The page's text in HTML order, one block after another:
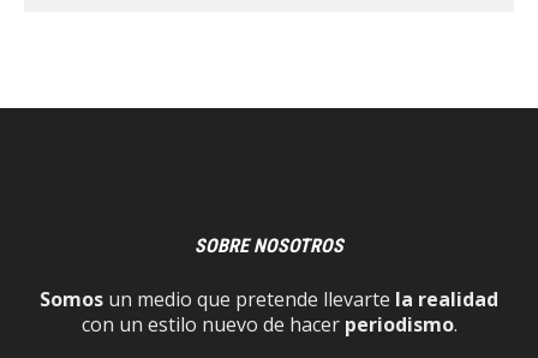
SOBRE NOSOTROS
Somos un medio que pretende llevarte la realidad
con un estilo nuevo de hacer periodismo.